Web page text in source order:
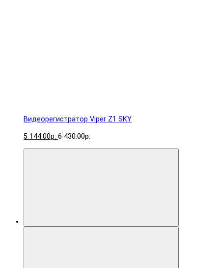
Видеорегистратор Viper Z1 SKY
5 144.00р. 6 430.00р.